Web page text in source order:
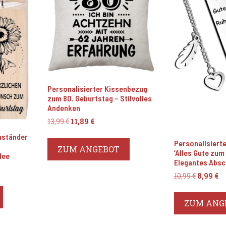
Personalisierter Kissenbezug
zum 80. Geburtstag – Stilvolles
Andenken
13,99€ Ursprünglicher
war:
13,99 €
11,89 €Aktueller
ist:
11,89 €.
ZUM ANGEBOT
‘Alles Gute
Elegantes
10,99€
10,99 €
8,99 €
ZUM